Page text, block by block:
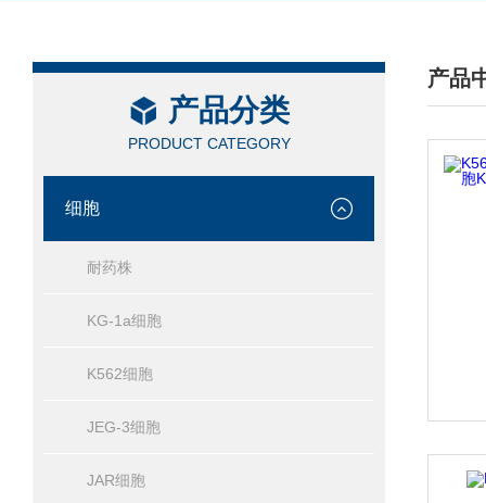
产品分类
PRODUCT CATEGORY
细胞
耐药株
KG-1a细胞
K562细胞
JEG-3细胞
JAR细胞
产品
/